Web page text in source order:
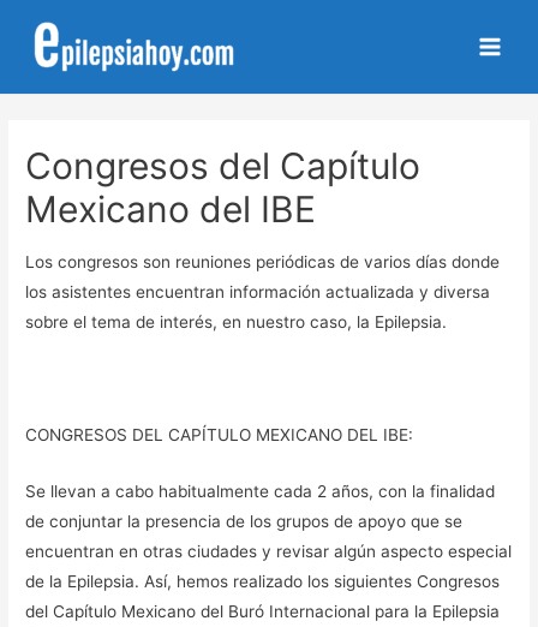
Congresos del Capítulo
Mexicano del IBE
Los congresos son reuniones periódicas de varios días donde
los asistentes encuentran información actualizada y diversa
sobre el tema de interés, en nuestro caso, la Epilepsia.
CONGRESOS DEL CAPÍTULO MEXICANO DEL IBE:
Se llevan a cabo habitualmente cada 2 años, con la finalidad
de conjuntar la presencia de los grupos de apoyo que se
encuentran en otras ciudades y revisar algún aspecto especial
de la Epilepsia. Así, hemos realizado los siguientes Congresos
del Capítulo Mexicano del Buró Internacional para la Epilepsia